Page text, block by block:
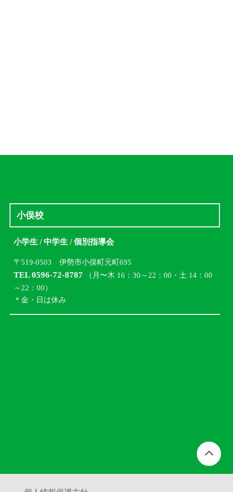
小俣校
小学生 / 中学生 / 個別指導会
〒519-0503 伊勢市小俣町元町695
TEL 0596-72-8787 （月〜木 16：30～22：00・土 14：00
～22：00）
＊金・日は休み